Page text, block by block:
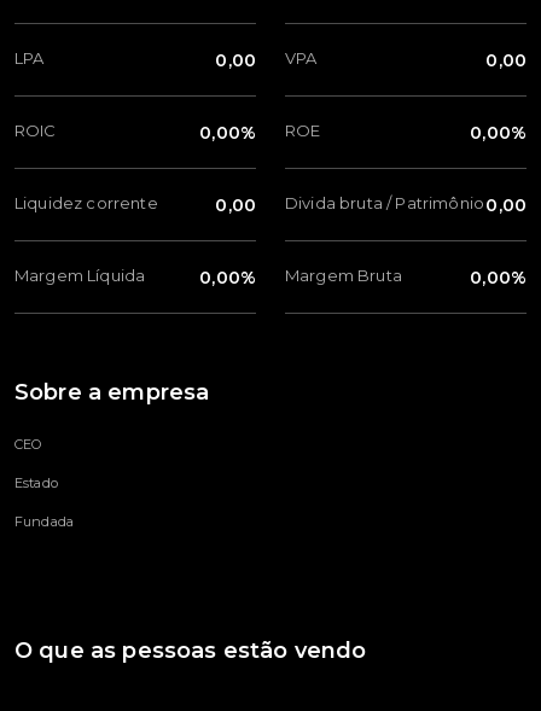
LPA 0,00
ROIC 0,00%
Liquidez corrente 0,00
Margem Líquida 0,00%
VPA 0,00
ROE 0,00%
Divida bruta / Patrimônio0,00
Margem Bruta 0,00%
Sobre a empresa
CEO
Estado
Fundada
O que as pessoas estão vendo